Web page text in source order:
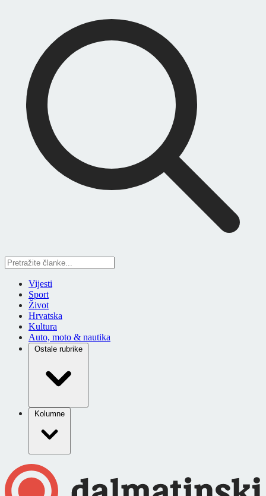
Vijesti
Sport
Život
Hrvatska
Kultura
Auto, moto & nautika
Ostale rubrike
Kolumne